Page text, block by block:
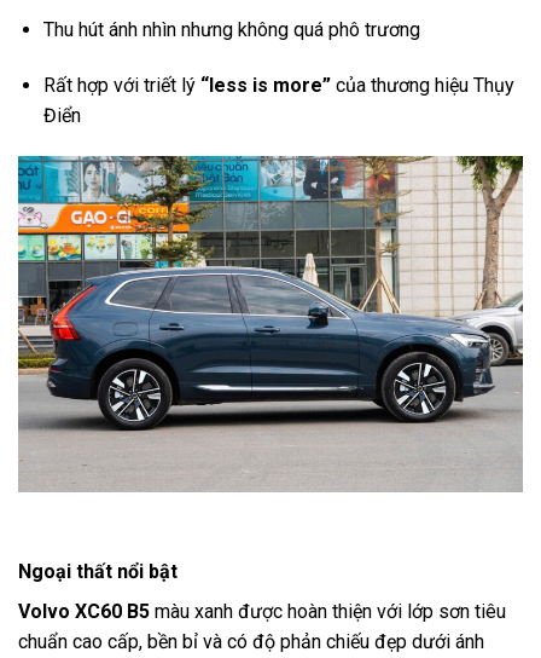
Thu hút ánh nhìn nhưng không quá phô trương
Rất hợp với triết lý “less is more”của thương hiệu Thụy
Điển
Ngoại thất nổi bật
Volvo XC60 B5 màu xanh được hoàn thiện với lớp sơn tiêu
chuẩn cao cấp, bền bỉ và có độ phản chiếu đẹp dưới ánh